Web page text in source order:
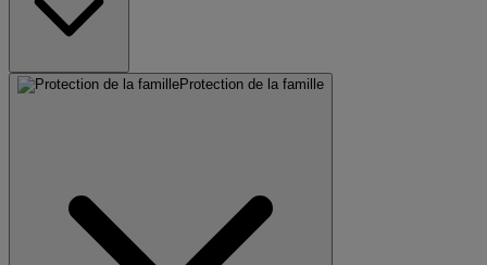
Protection de la famille